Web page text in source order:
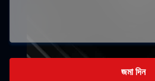
জমা দিন